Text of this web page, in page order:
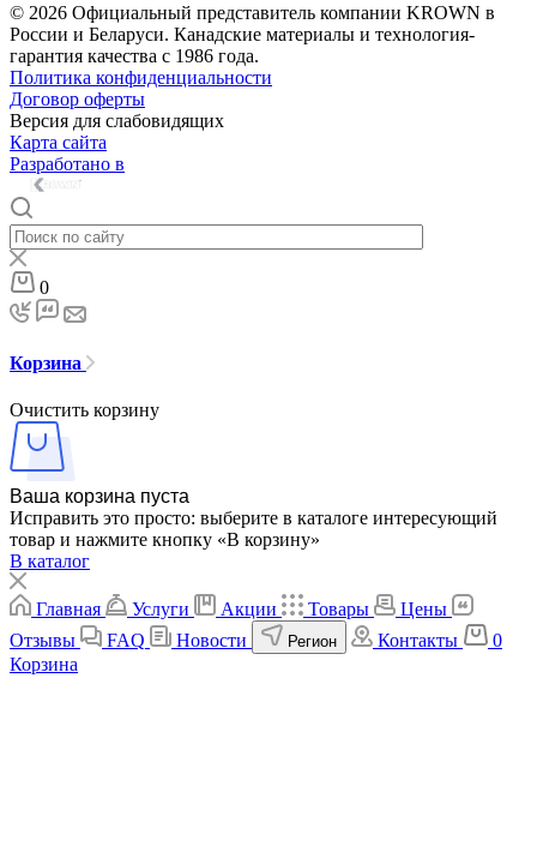
© 2026 Официальный представитель компании KROWN в
России и Беларуси. Канадские материалы и технология-
гарантия качества с 1986 года.
Политика конфиденциальности
Договор оферты
Версия для слабовидящих
Карта сайта
Разработано в
0
Корзина
Очистить корзину
Ваша корзина пуста
Исправить это просто: выберите в каталоге интересующий
товар и нажмите кнопку «В корзину»
В каталог
Главная Услуги Акции Товары
Цены
Отзывы
FAQ Новости Регион Контакты
0
Корзина